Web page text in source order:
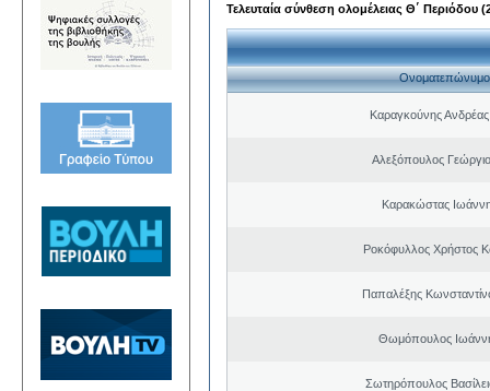
Τελευταία σύνθεση ολομέλειας Θ΄ Περιόδου
Ονοματεπώνυμο
Καραγκούνης Ανδρέας
Αλεξόπουλος
Καρακώστας
Ροκόφυλλος Χρήστος
Παπαλέξης
Θωμόπουλος
Σωτηρόπουλος